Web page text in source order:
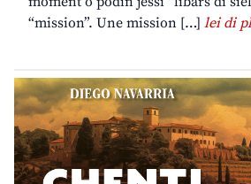
“mission”. Une mission […] lei di